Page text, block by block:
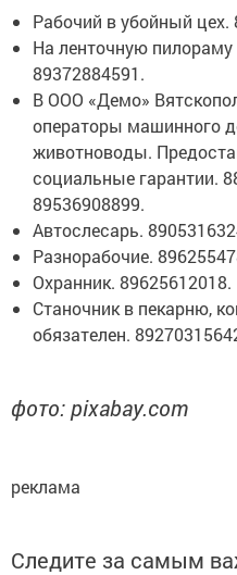
Рабочий в убойный цех.
На ленточную
89372884591.
В ООО «Демо»
операторы машинного
животноводы.
социальные гарантии.
89536908899.
Автослесарь.
Разнорабочие.
Охранник. 89625612018.
Станочник в пекарню,
обязателен.
фото: pixabay.com
реклама
Следите за самым